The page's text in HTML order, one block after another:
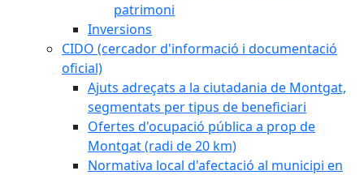
patrimoni
Inversions
CIDO (cercador d'informació i documentació
oficial)
Ajuts adreçats a la ciutadania de Montgat,
segmentats per tipus de beneficiari
Ofertes d'ocupació pública a prop de
Montgat (radi de 20 km)
Normativa local d'afectació al municipi en